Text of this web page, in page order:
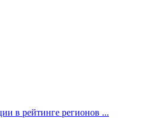
в рейтинге регионов ...